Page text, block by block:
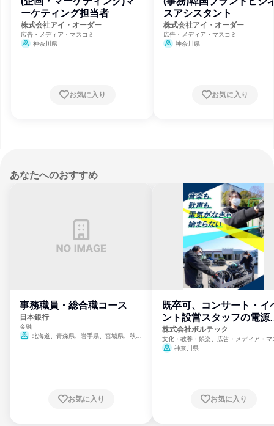
ーケティング担当者
株式会社アイ・オーダー
広告・メディア・マスコミ
神奈川県
お気に入り
スアシスタント
株式会社アイ・オーダー
広告・メディア・マスコミ
神奈川県
お気に入り
あなたへのおすすめ
事務職員・総合職コース
日本銀行
金融
北海道、青森県、岩手県、宮城県、秋田
崎県、熊本県、大分県、宮崎県、鹿児島県、
お気に入り
既卒可、コンサート・イ
ント設営スタッフの電源
門
株式会社ボルテック
文化・教養・娯楽、広告・メディア・マ
ミ、電力・ガス・水道・エネルギー
神奈川県
お気に入り